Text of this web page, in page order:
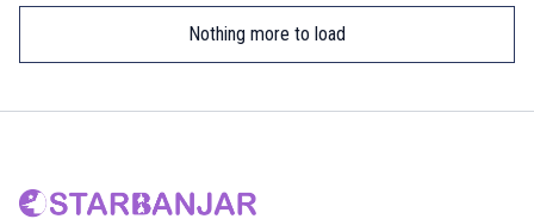
Nothing more to load